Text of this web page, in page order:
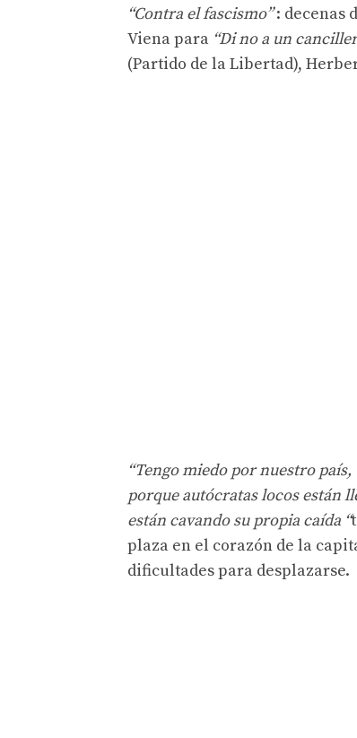
“Contra el fascismo”: decenas
Viena para “Di no a un
(Partido de la Libertad),
“Tengo miedo por nuestro
porque autócratas locos están
están cavando su propia caída “
plaza en el corazón de la
dificultades para desplazarse.